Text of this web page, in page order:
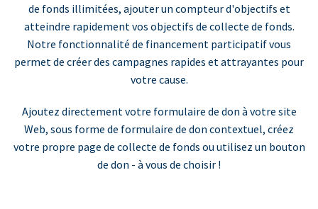
de fonds illimitées, ajouter un compteur d'objectifs et
atteindre rapidement vos objectifs de collecte de fonds.
Notre fonctionnalité de financement participatif vous
permet de créer des campagnes rapides et attrayantes pour
votre cause.
Ajoutez directement votre formulaire de don à votre site
Web, sous forme de formulaire de don contextuel, créez
votre propre page de collecte de fonds ou utilisez un bouton
de don - à vous de choisir !